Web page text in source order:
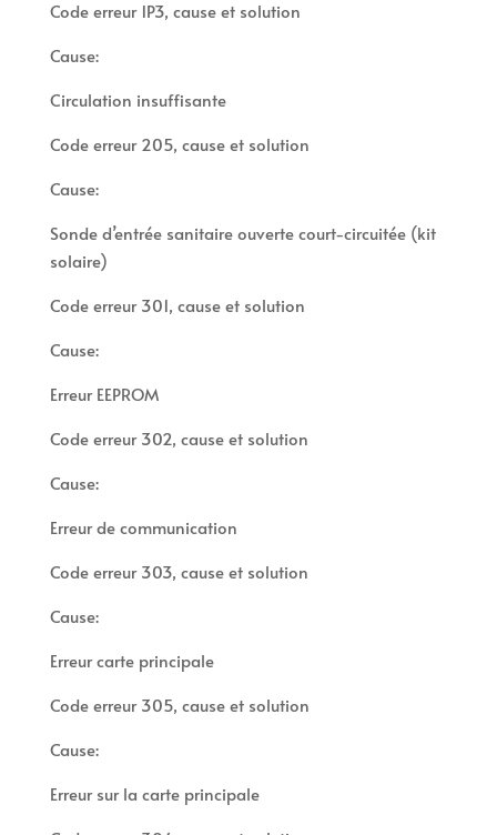
Code erreur 1P3, cause et solution
Cause:
Circulation insuffisante
Code erreur 205, cause et solution
Cause:
Sonde d’entrée sanitaire ouverte court-circuitée (kit
solaire)
Code erreur 301, cause et solution
Cause:
Erreur EEPROM
Code erreur 302, cause et solution
Cause:
Erreur de communication
Code erreur 303, cause et solution
Cause:
Erreur carte principale
Code erreur 305, cause et solution
Cause:
Erreur sur la carte principale